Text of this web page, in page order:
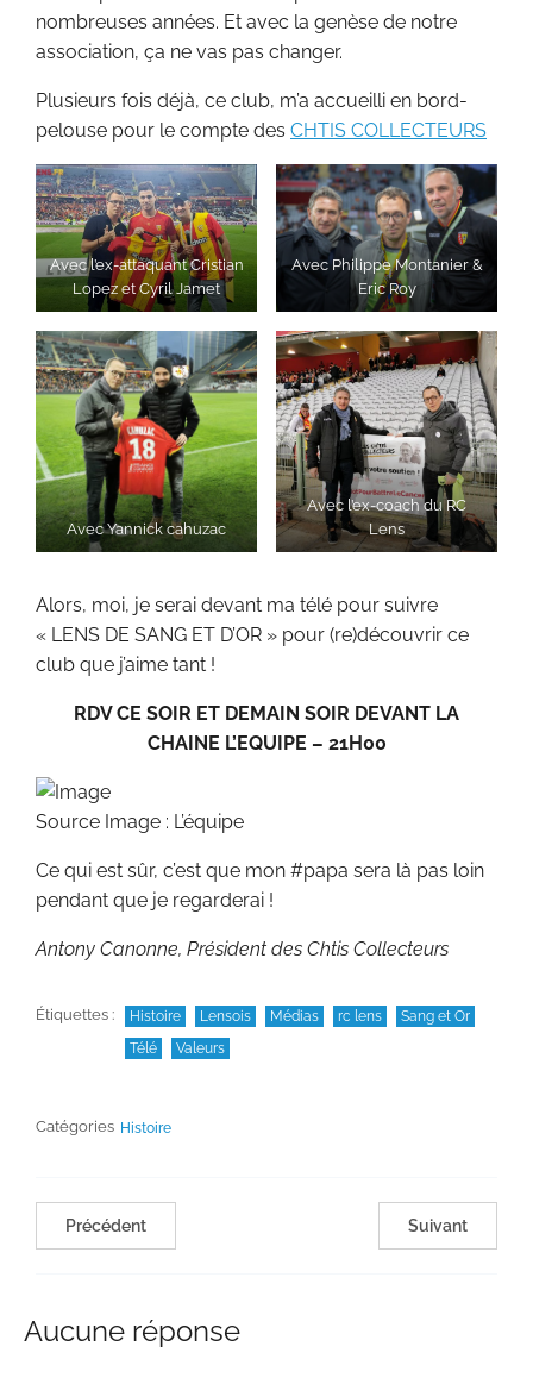
nombreuses années. Et avec la genèse de notre
association, ça ne vas pas changer.
Plusieurs fois déjà, ce club, m’a accueilli en bord-
pelouse pour le compte des CHTIS COLLECTEURS
Avec l’ex-attaquant Cristian
Lopez et Cyril Jamet
Avec Philippe Montanier &
Eric Roy
Avec Yannick cahuzac
Avec l’ex-coach du RC
Lens
Alors, moi, je serai devant ma télé pour suivre
« LENS DE SANG ET D’OR » pour (re)découvrir ce
club que j’aime tant !
RDV CE SOIR ET DEMAIN SOIR DEVANT LA
CHAINE L’EQUIPE – 21H00
Source Image : L’équipe
Ce qui est sûr, c’est que mon #papa sera là pas loin
pendant que je regarderai !
Antony Canonne, Président des Chtis Collecteurs
Étiquettes : Histoire Lensois Médias rc lens
Sang et Or
Télé
Valeurs
Catégories Histoire
Précédent Suivant
Aucune réponse